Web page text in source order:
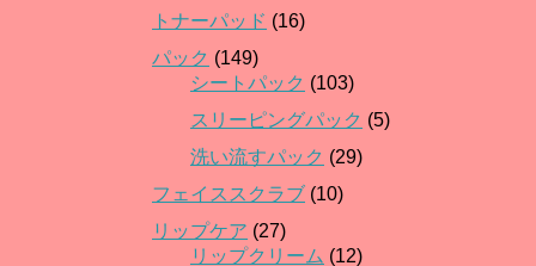
トナーパッド (16)
パック (149)
シートパック (103)
スリーピングパック (5)
洗い流すパック (29)
フェイススクラブ (10)
リップケア (27)
リップクリーム (12)